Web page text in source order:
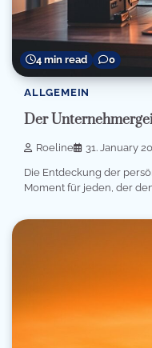
4 min read 0
ALLGEMEIN
Der
Roeline 31. January
Die Entdeckung der
Moment für jeden, der